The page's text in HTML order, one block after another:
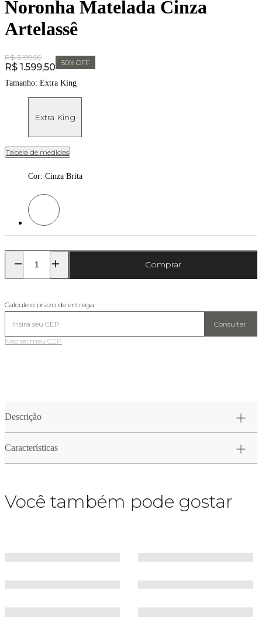
Noronha Matelada Cinza
Artelassê
Original Price:
R$ 3.199,00
Price:
R$ 1.599,50 50% OFF
Tamanho: Extra King
Extra King
Tabela de medidas
Cor: Cinza Brita
Cor: Cinza Brita
Comprar
Calcule o prazo de entrega
Consultar
Não sei meu CEP
Descrição
Características
Você também pode gostar